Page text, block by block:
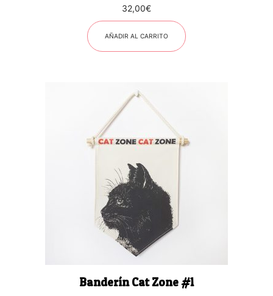
32,00€
AÑADIR AL CARRITO
Banderín Cat Zone #1